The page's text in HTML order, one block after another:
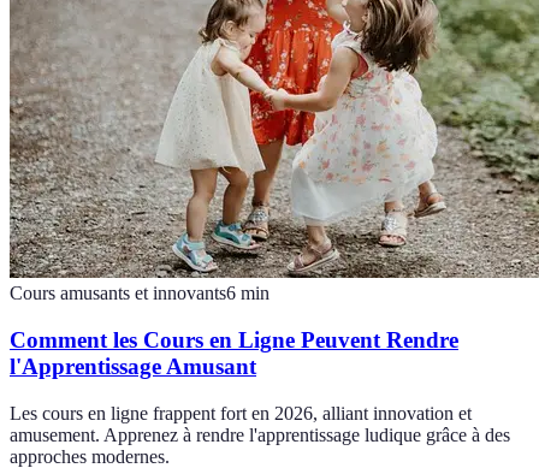
Cours amusants et innovants6 min
Comment les Cours en Ligne Peuvent Rendre
l'Apprentissage Amusant
Les cours en ligne frappent fort en 2026, alliant innovation et
amusement. Apprenez à rendre l'apprentissage ludique grâce à des
approches modernes.